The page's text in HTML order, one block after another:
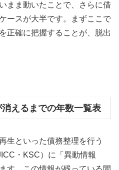
まま動いたことで、さらに借
ースが大半です。まずここで
正確に把握することが、脱出
えるまでの年数一覧表
生といった債務整理を行う
・KSC）に「異動情報